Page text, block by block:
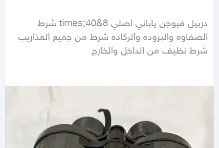
شرط نظيف من الداخل والخارج